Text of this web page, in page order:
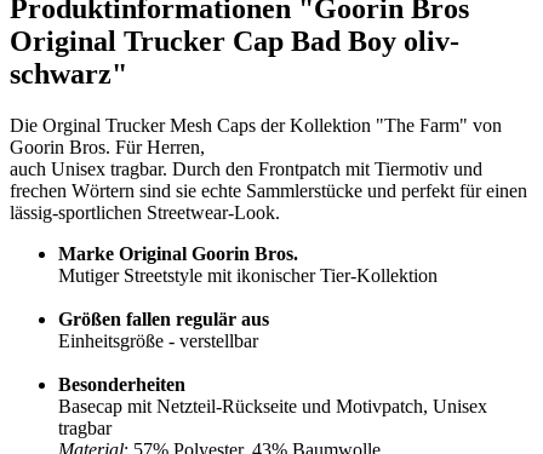
Produktinformationen "Goorin Bros
Original Trucker Cap Bad Boy oliv-
schwarz"
Die Orginal Trucker Mesh Caps der Kollektion "The Farm" von
Goorin Bros. Für Herren,
auch Unisex tragbar. Durch den Frontpatch mit Tiermotiv und
frechen Wörtern sind sie echte Sammlerstücke und perfekt für einen
lässig-sportlichen Streetwear-Look.
Marke Original Goorin Bros.
Mutiger Streetstyle mit ikonischer Tier-Kollektion
Größen fallen regulär aus
Einheitsgröße - verstellbar
Besonderheiten
Basecap mit Netzteil-Rückseite und Motivpatch, Unisex
tragbar
Material: 57% Polyester, 43% Baumwolle